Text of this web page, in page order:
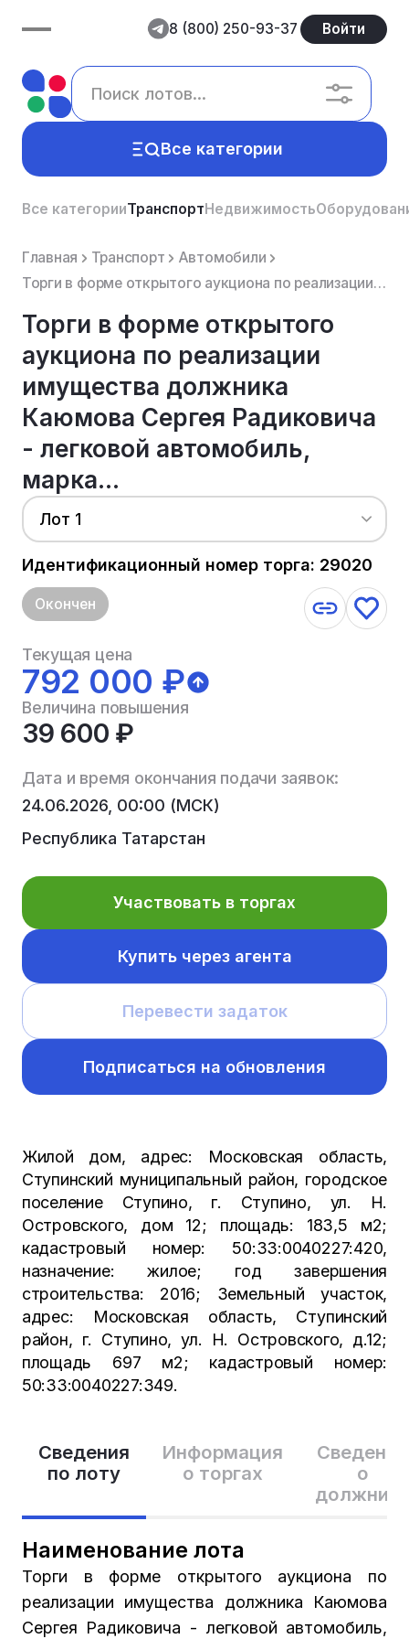
8 (800) 250-93-37 Войти
Все категории
Все категорииТранспортНедвижимость
Главная Транспорт
Автомобили
Торги в форме открытого аукциона по реализации имущества должника Каюмова Сергея Радиковича - легков...
Торги в форме открытого
аукциона по реализации
имущества должника
Каюмова Сергея Радиковича
- легковой автомобиль,
марка...
Лот 1
Идентификационный номер торга: 29020
Сведения
по лоту
Информация
о торгах
Сведения
о
Наименование лота
Торги в форме открытого аукциона по
реализации имущества должника Каюмова
Сергея Радиковича - легковой автомобиль,
Окончен
Текущая цена
792 000 ₽
Величина повышения
39 600 ₽
Дата и время окончания подачи заявок:
24.06.2026, 00:00 (МСК)
Республика Татарстан
Участвовать в торгах
Купить через агента
Перевести задаток
Подписаться на обновления
Жилой дом, адрес: Московская область,
Ступинский муниципальный район, городское
поселение Ступино, г. Ступино, ул. Н.
Островского, дом 12; площадь: 183,5 м2;
кадастровый номер: 50:33:0040227:420,
назначение: жилое; год завершения
строительства: 2016; Земельный участок,
адрес: Московская область, Ступинский
район, г. Ступино, ул. Н. Островского, д.12;
площадь 697 м2; кадастровый номер:
50:33:0040227:349.